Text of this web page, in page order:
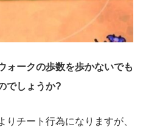
ォークの歩数を歩かないでも
でしょうか?
りチート行為になりますが、